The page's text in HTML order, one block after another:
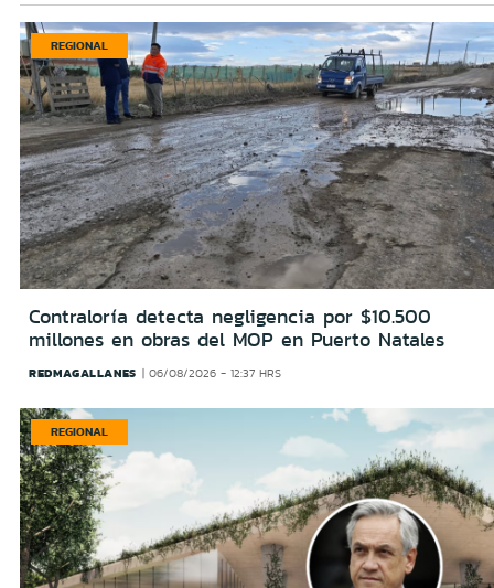
REGIONAL
Contraloría detecta negligencia por $10.500
millones en obras del MOP en Puerto Natales
REDMAGALLANES 06/08/2026 - 12:37 HRS
REGIONAL